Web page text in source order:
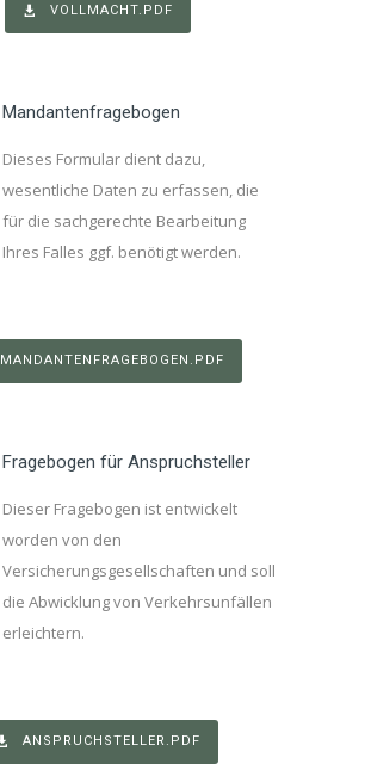
VOLLMACHT.PDF
Mandantenfragebogen
Dieses Formular dient dazu,
wesentliche Daten zu erfassen, die
für die sachgerechte Bearbeitung
Ihres Falles ggf. benötigt werden.
MANDANTENFRAGEBOGEN.PDF
Fragebogen für Anspruchsteller
Dieser Fragebogen ist entwickelt
worden von den
Versicherungsgesellschaften und soll
die Abwicklung von Verkehrsunfällen
erleichtern.
ANSPRUCHSTELLER.PDF